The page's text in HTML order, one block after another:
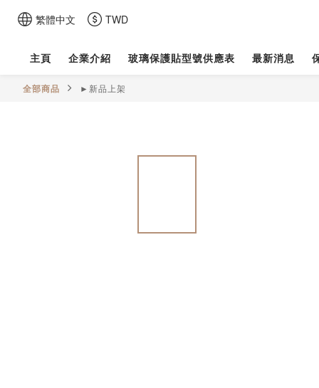
繁體中文 TWD
主頁 企業介紹 玻璃保護貼型號供應表 最新消息
全部商品 ►新品上架